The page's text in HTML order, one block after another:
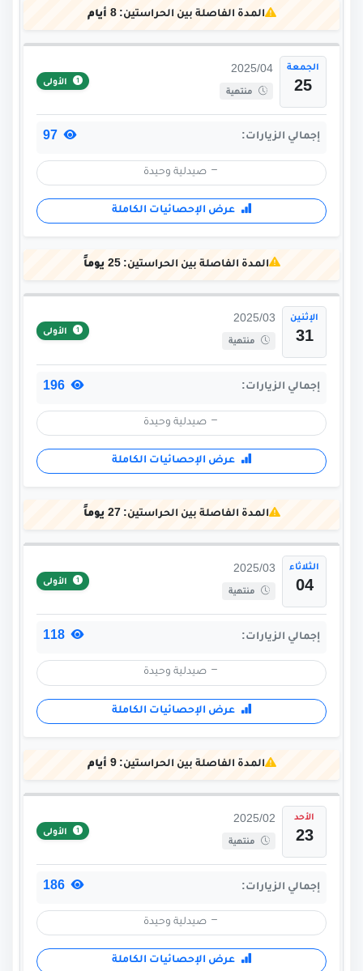
المدة الفاصلة بين الحراستين:8 أيام
الجمعة
25
2025/04
منتهية
الأولى
إجمالي الزيارات:
صيدلية وحيدة
عرض الإحصائيات الكاملة
المدة الفاصلة بين الحراستين:25 يوماً
الإثنين
31
2025/03
منتهية
الأولى
إجمالي الزيارات:
صيدلية وحيدة
عرض الإحصائيات الكاملة
المدة الفاصلة بين الحراستين: 27 يوماً
الثلاثاء
04
2025/03
منتهية
الأولى
إجمالي الزيارات:
صيدلية وحيدة
عرض الإحصائيات الكاملة
المدة الفاصلة بين الحراستين:9 أيام
الأحد
23
2025/02
منتهية
الأولى
إجمالي الزيارات:
صيدلية وحيدة
عرض الإحصائيات الكاملة